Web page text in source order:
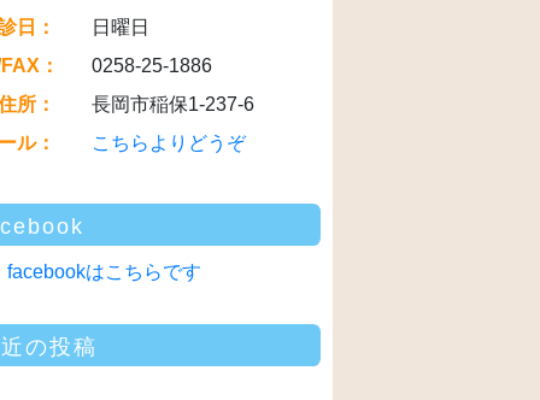
日：
日曜日
：
0258-25-1886
所：
長岡市稲保1-237-6
ル：
こちらよりどうぞ
はこちらです
の投稿